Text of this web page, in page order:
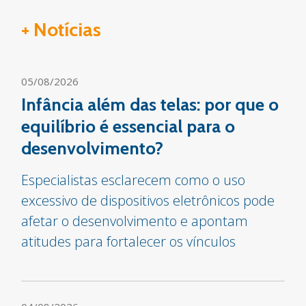
+ Notícias
05/08/2026
Infância além das telas: por que o
equilíbrio é essencial para o
desenvolvimento?
Especialistas esclarecem como o uso
excessivo de dispositivos eletrônicos pode
afetar o desenvolvimento e apontam
atitudes para fortalecer os vínculos